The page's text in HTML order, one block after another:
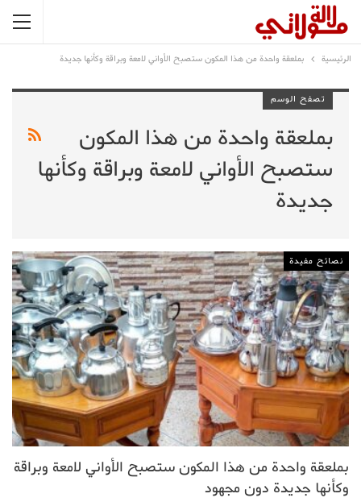
الرئيسية بملعقة واحدة من هذا المكون ستصبح الأواني لامعة وبراقة وكأنها جديدة
تصفح الوسم
بملعقة واحدة من هذا المكون
ستصبح الأواني لامعة وبراقة وكأنها
جديدة
نصائح مفيدة
بملعقة واحدة من هذا المكون ستصبح الأواني لامعة وبراقة
وكأنها جديدة دون مجهود